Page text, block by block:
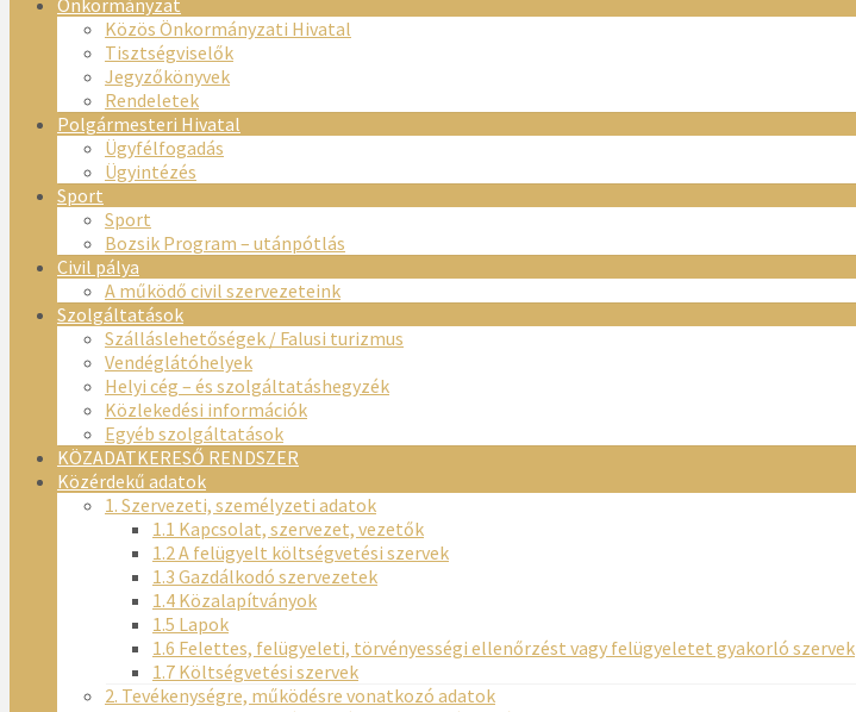
Önkormányzat
Közös Önkormányzati Hivatal
Tisztségviselők
Jegyzőkönyvek
Rendeletek
Polgármesteri Hivatal
Ügyfélfogadás
Ügyintézés
Sport
Sport
Bozsik Program – utánpótlás
Civil pálya
A működő civil szervezeteink
Szolgáltatások
Szálláslehetőségek / Falusi turizmus
Vendéglátóhelyek
Helyi cég – és szolgáltatáshegyzék
Közlekedési információk
Egyéb szolgáltatások
KÖZADATKERESŐ RENDSZER
Közérdekű adatok
1. Szervezeti, személyzeti adatok
1.1 Kapcsolat, szervezet, vezetők
1.2 A felügyelt költségvetési szervek
1.3 Gazdálkodó szervezetek
1.4 Közalapítványok
1.5 Lapok
1.6 Felettes, felügyeleti, törvényességi ellenőrzést vagy felügyeletet gyakorló szervek
1.7 Költségvetési szervek
2. Tevékenységre, működésre vonatkozó adatok